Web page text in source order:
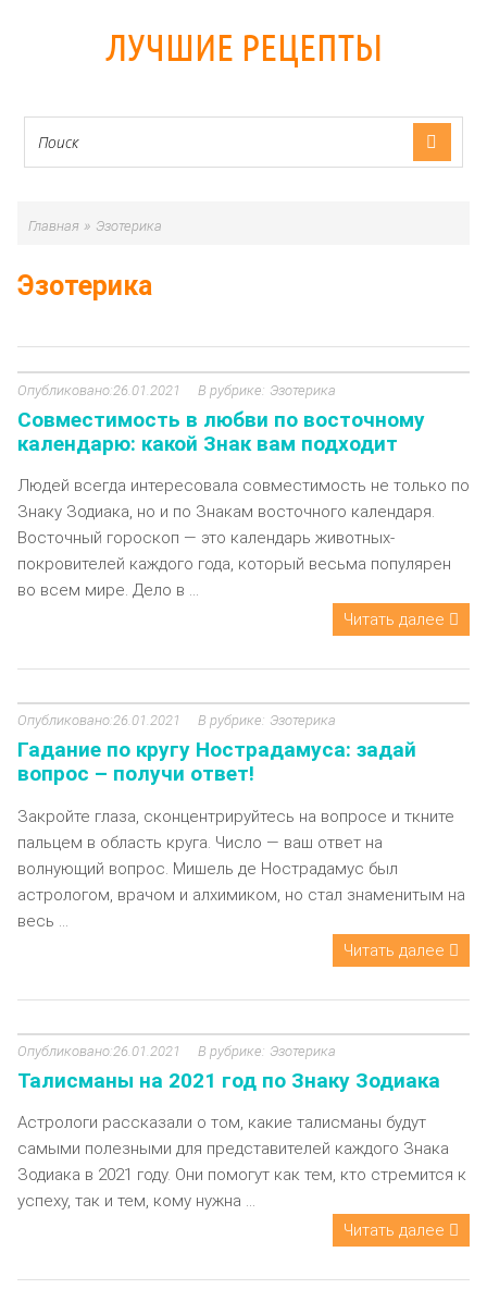
ЛУЧШИЕ РЕЦЕПТЫ
Главная » Эзотерика
Эзотерика
26.01.2021 Эзотерика
Совместимость в любви по восточному
календарю: какой Знак вам подходит
Людей всегда интересовала совместимость не только по
Знаку Зодиака, но и по Знакам восточного календаря.
Восточный гороскоп — это календарь животных-
покровителей каждого года, который весьма популярен
во всем мире. Дело в ...
Читать далее
26.01.2021 Эзотерика
Гадание по кругу Нострадамуса: задай
вопрос – получи ответ!
Закройте глаза, сконцентрируйтесь на вопросе и ткните
пальцем в область круга. Число — ваш ответ на
волнующий вопрос. Мишель де Нострадамус был
астрологом, врачом и алхимиком, но стал знаменитым на
весь ...
Читать далее
26.01.2021 Эзотерика
Талисманы на 2021 год по Знаку Зодиака
Астрологи рассказали о том, какие талисманы будут
самыми полезными для представителей каждого Знака
Зодиака в 2021 году. Они помогут как тем, кто стремится к
успеху, так и тем, кому нужна ...
Читать далее